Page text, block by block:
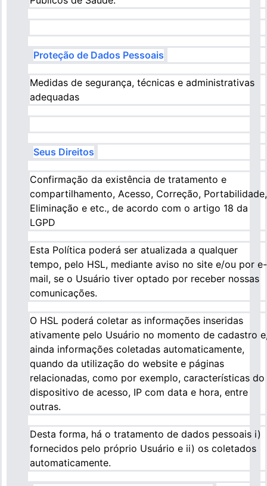
Proteção de Dados Pessoais
Medidas de segurança, técnicas e administrativas
adequadas
Seus Direitos
Confirmação da existência de tratamento e
compartilhamento, Acesso, Correção, Portabilidade,
Eliminação e etc., de acordo com o artigo 18 da
LGPD
Esta Política poderá ser atualizada a qualquer
tempo, pelo HSL, mediante aviso no site e/ou por e-
mail, se o Usuário tiver optado por receber nossas
comunicações.
O HSL poderá coletar as informações inseridas
ativamente pelo Usuário no momento de cadastro
ainda informações coletadas automaticamente,
quando da utilização do website e páginas
relacionadas, como por exemplo, características do
dispositivo de acesso, IP com data e hora, entre
outras.
Desta forma, há o tratamento de dados pessoais i)
fornecidos pelo próprio Usuário e ii) os coletados
automaticamente.